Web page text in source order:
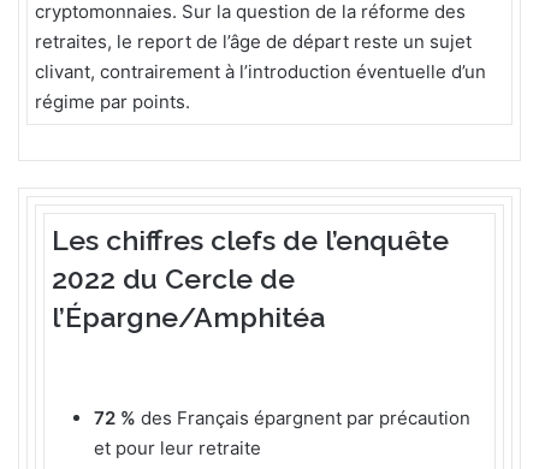
cryptomonnaies. Sur la question de la réforme des
retraites, le report de l’âge de départ reste un sujet
clivant, contrairement à l’introduction éventuelle d’un
régime par points.
Les chiffres clefs de l’enquête
2022 du Cercle de
l’Épargne/Amphitéa
72 % des Français épargnent par précaution
et pour leur retraite